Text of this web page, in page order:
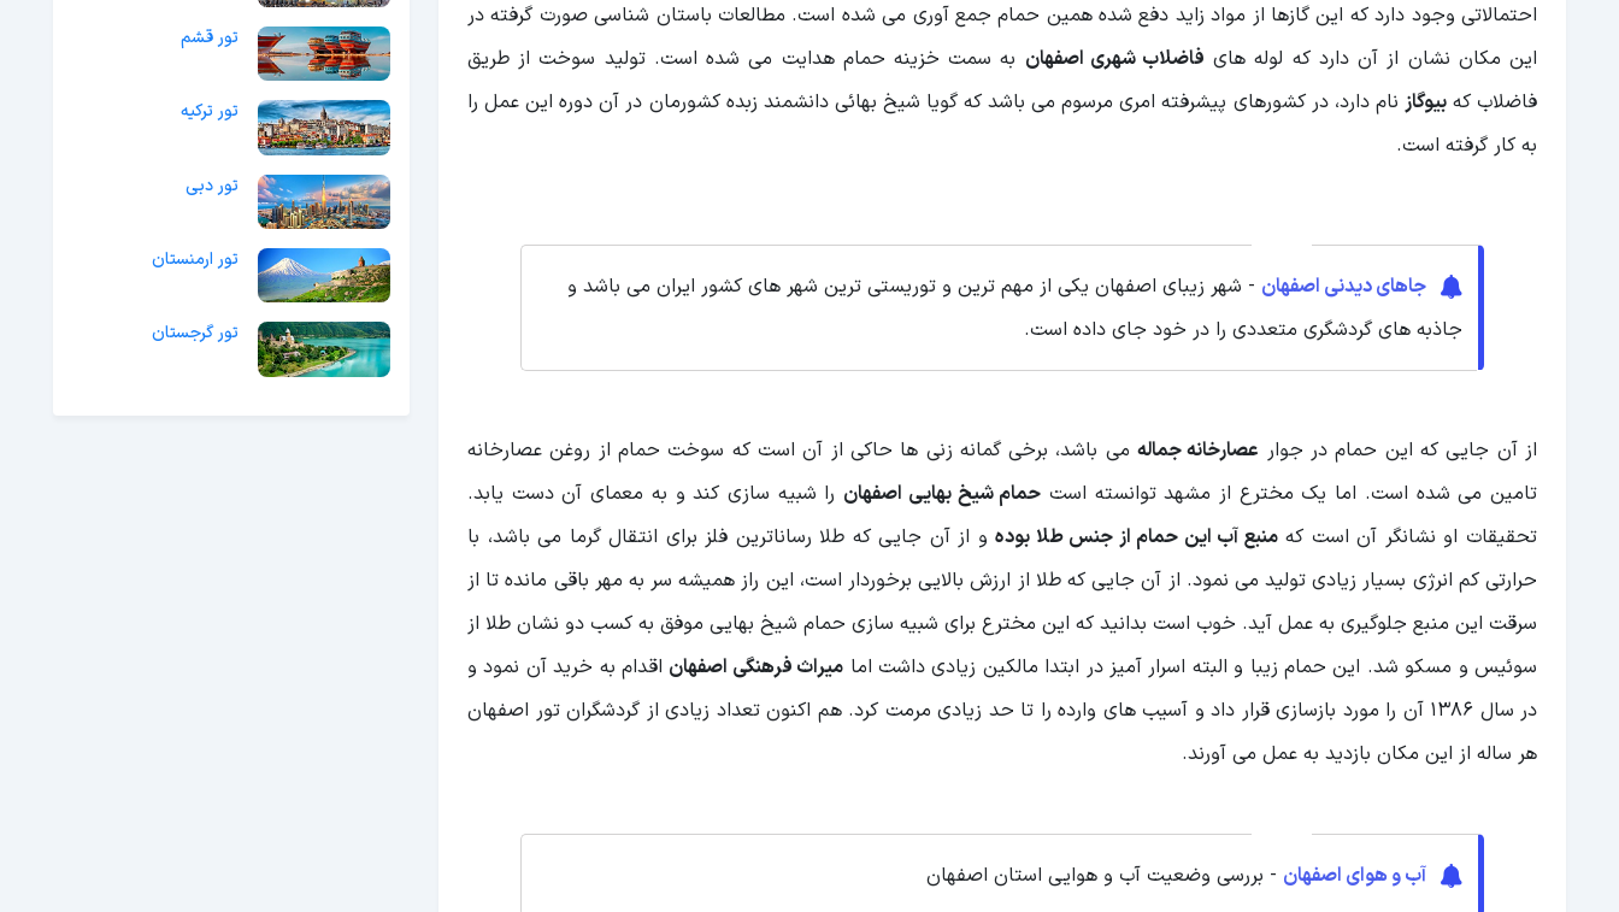
احتمالاتی وجود دارد که این گازها از مواد زاید دفع شده همین حمام جمع آوری می شده است. مطالعات باستان شناسی صورت گرفته در
این مکان نشان از آن دارد که لوله های فاضلاب شهری اصفهان به سمت خزینه حمام هدایت می شده است. تولید سوخت از طریق
فاضلاب کهبیوگاز نام دارد، در کشورهای پیشرفته امری مرسوم می باشد که گویا شیخ بهائی دانشمند زبده کشورمان در آن دوره این عمل را
به کار گرفته است.
جاهای دیدنی اصفهان - شهر زیبای اصفهان یکی از مهم ترین و توریستی ترین شهر های کشور ایران می باشد و
جاذبه های گردشگری متعددی را در خود جای داده است.
از آن جایی که این حمام در جوار عصارخانه جمالهمی باشد، برخی گمانه زنی ها حاکی از آن است که سوخت حمام از روغن عصارخانه
تامین می شده است. اما یک مخترع از مشهد توانسته است حمام شیخ بهایی اصفهان را شبیه سازی کند و به معمای آن دست یابد.
تحقیقات او نشانگر آن است کهمنبع آب این حمام از جنس طلا بودهو از آن جایی که طلا رساناترین فلز برای انتقال گرما می باشد، با
حرارتی کم انرژی بسیار زیادی تولید می نمود. از آن جایی که طلا از ارزش بالایی برخوردار است، این راز همیشه سر به مهر باقی مانده تا از
سرقت این منبع جلوگیری به عمل آید. خوب است بدانید که این مخترع برای شبیه سازی حمام شیخ بهایی موفق به کسب دو نشان طلا از
سوئیس و مسکو شد. این حمام زیبا و البته اسرار آمیز در ابتدا مالکین زیادی داشت اما میراث فرهنگی اصفهان اقدام به خرید آن نمود و
در سال 1386 آن را مورد بازسازی قرار داد و آسیب های وارده را تا حد زیادی مرمت کرد. هم اکنون تعداد زیادی از گردشگران تور اصفهان
هر ساله از این مکان بازدید به عمل می آورند.
آب و هوای اصفهان - بررسی وضعیت آب و هوایی استان اصفهان
تور قشم
تور ترکیه
تور دبی
تور ارمنستان
تور گرجستان